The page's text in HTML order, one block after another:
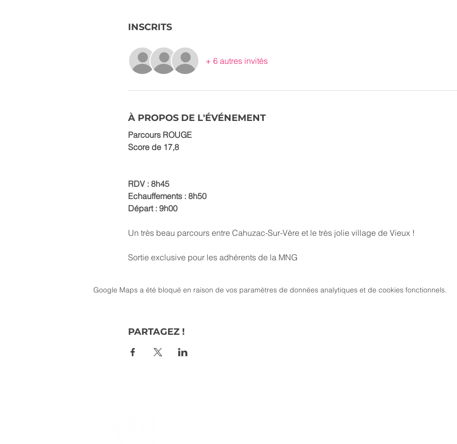
INSCRITS
+ 6 autres invités
À PROPOS DE L'ÉVÉNEMENT
Parcours ROUGE
Score de 17,8
RDV : 8h45
Echauffements : 8h50
Départ : 9h00
Un très beau parcours entre Cahuzac-Sur-Vère et le très jolie village de Vieux !
Sortie exclusive pour les adhérents de la MNG
Google Maps a été bloqué en raison de vos paramètres de données analytiques et de cookies fonctionnels.
PARTAGEZ !